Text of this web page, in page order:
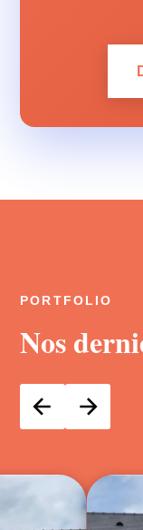
PORTFOLIO
Nos